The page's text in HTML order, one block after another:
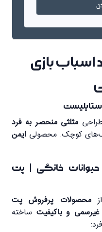
اسباب بازی
مثلثی منحصر به فرد
کوچک. محصولی ایمن
حیوانات خانگی | پت
محصولات پرفروش پت
و باکیفیت ساخته